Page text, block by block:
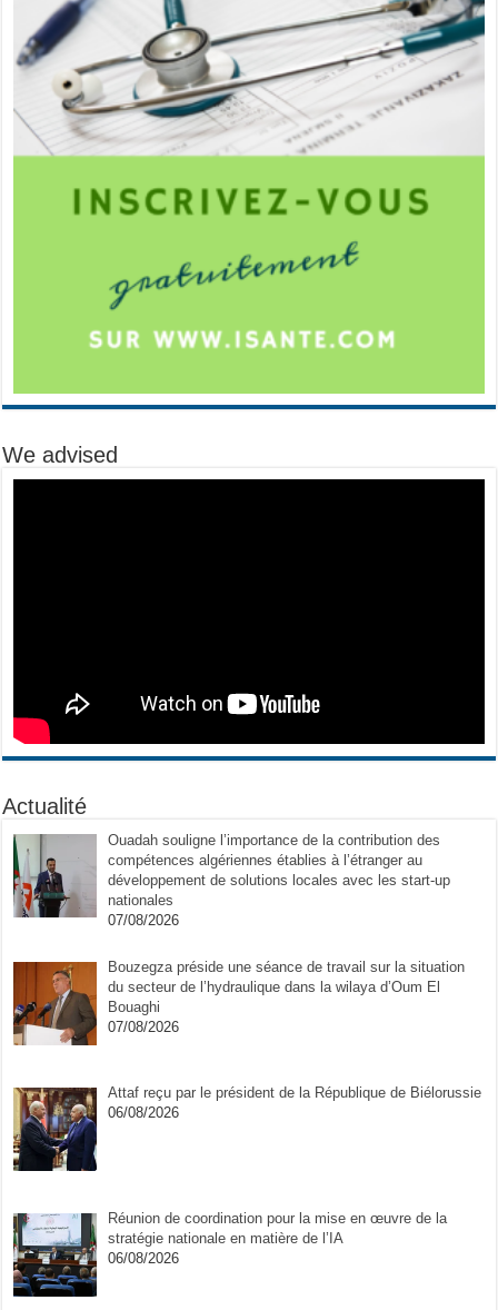
We advised
Actualité
Ouadah souligne l’importance de la contribution des
compétences algériennes établies à l’étranger au
développement de solutions locales avec les start-up
nationales
07/08/2026
Bouzegza préside une séance de travail sur la situation
du secteur de l’hydraulique dans la wilaya d’Oum El
Bouaghi
07/08/2026
Attaf reçu par le président de la République de Biélorussie
06/08/2026
Réunion de coordination pour la mise en œuvre de la
stratégie nationale en matière de l’IA
06/08/2026